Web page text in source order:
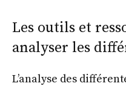
Les outils et
analyser les
L’analyse des